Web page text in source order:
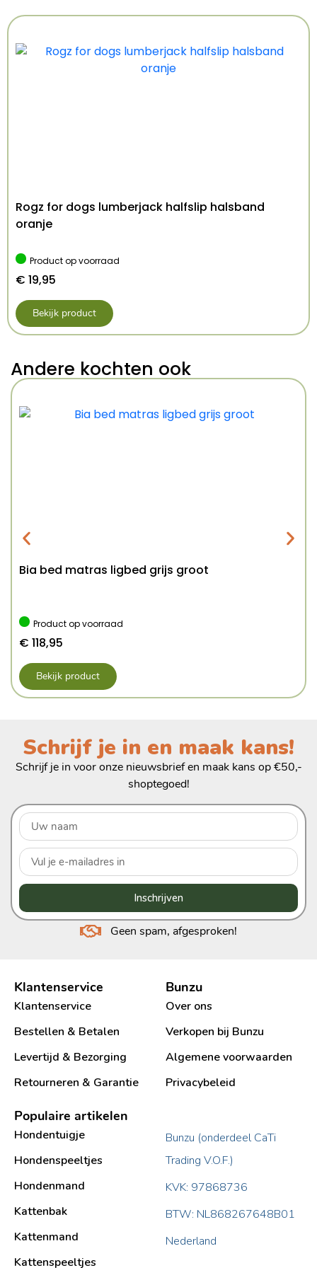
Afmetingen: 44X40X37 cm
Kenmerken: 44x40x37 cm
Rogz for dogs lumberjack halfslip halsband
oranje
Product op voorraad
€ 19,95
Bekijk product
Andere kochten ook
Bia bed matras ligbed grijs groot
Product op voorraad
€ 118,95
Bekijk product
Schrijf je in en maak kans!
Schrijf je in voor onze nieuwsbrief en maak kans op €50,-
shoptegoed!
Inschrijven
Geen spam, afgesproken!
Klantenservice
Klantenservice
Bestellen & Betalen
Levertijd & Bezorging
Retourneren & Garantie
Bunzu
Over ons
Verkopen bij Bunzu
Algemene voorwaarden
Privacybeleid
Populaire artikelen
Hondentuigje
Hondenspeeltjes
Hondenmand
Kattenbak
Kattenmand
Kattenspeeltjes
Bunzu (onderdeel CaTi
Trading V.O.F.)
KVK: 97868736
BTW: NL868267648B01
Nederland